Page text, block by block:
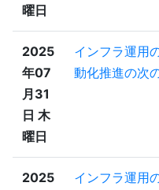
曜日
2025
年07
月31
日 木
曜日
インフラ運用
動化推進の次
2025
インフラ運用